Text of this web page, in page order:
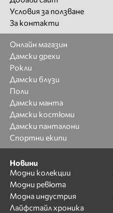
Условия за ползване
За контакти
Онлайн магазин
Дамски дрехи
Рокли
Дамски блузи
Поли
Дамски манта
Дамски костюми
Дамски панталони
Спортни екипи
Новини
Модни колекции
Модни ревюта
Модна индустрия
Лайфстайл хроника